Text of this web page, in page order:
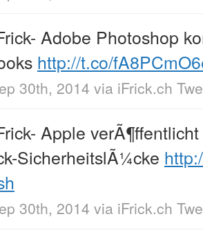
Adobe Photoshop
http://t.co/
30th, 2014 via iFrick.ch
Apple
SicherheitslÃ¼cke
30th, 2014 via iFrick.ch